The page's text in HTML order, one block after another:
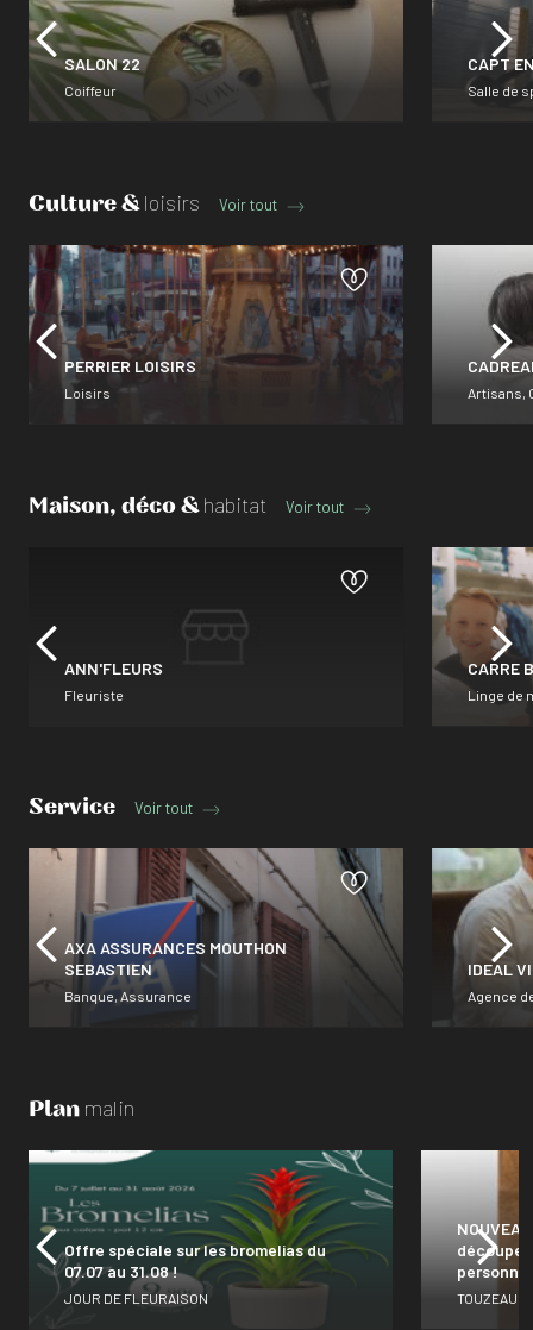
SALON 22
Coiffeur
CAPT
Salle de
Culture &loisirs Voir tout
PERRIER LOISIRS
Loisirs Artisans,
Maison, déco &habitat Voir tout
ANN'FLEURS
Fleuriste
CARRE
Linge de
Service Voir tout
AXA ASSURANCES MOUTHON
SEBASTIEN
Banque, Assurance
IDEAL
Agence
Plan malin
Offre spéciale sur les bromelias du
07.07 au 31.08 !
JOUR DE FLEURAISON
découper
TOUZEAU